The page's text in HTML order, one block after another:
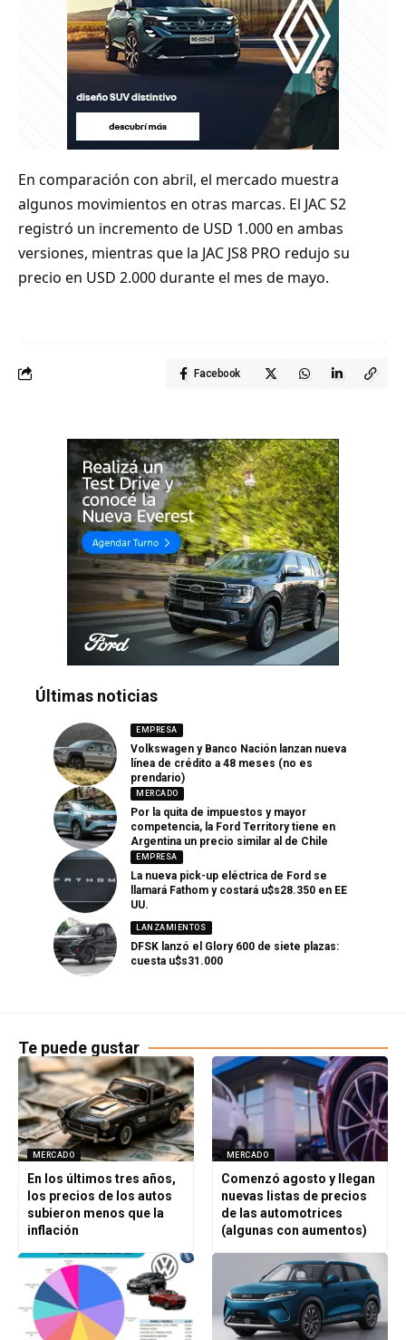
En comparación con abril, el mercado muestra
algunos movimientos en otras marcas. El JAC S2
registró un incremento de USD 1.000 en ambas
versiones, mientras que la JAC JS8 PRO redujo su
precio en USD 2.000 durante el mes de mayo.
Facebook
Últimas noticias
EMPRESA
Volkswagen y Banco Nación lanzan nueva
línea de crédito a 48 meses (no es
prendario)
MERCADO
Por la quita de impuestos y mayor
competencia, la Ford Territory tiene en
Argentina un precio similar al de Chile
EMPRESA
La nueva pick-up eléctrica de Ford se
llamará Fathom y costará u$s28.350 en EE
UU.
LANZAMIENTOS
DFSK lanzó el Glory 600 de siete plazas:
cuesta u$s31.000
Te puede gustar
MERCADO
En los últimos tres años,
los precios de los autos
subieron menos que la
inflación
MERCADO
Comenzó agosto y llegan
nuevas listas de precios
de las automotrices
(algunas con aumentos)